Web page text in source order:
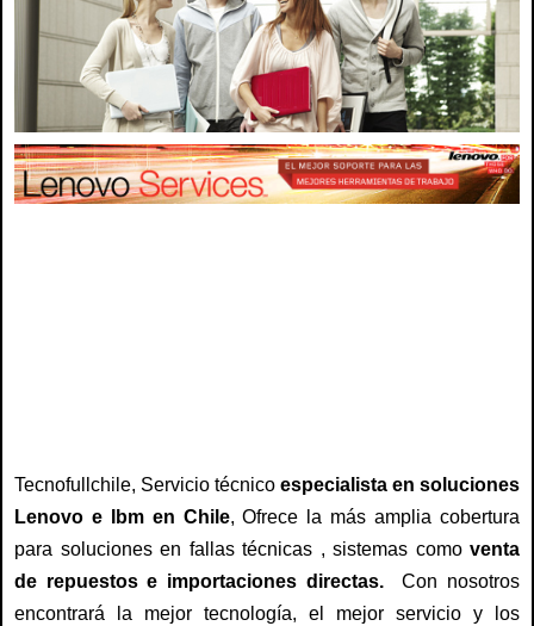
Tecnofullchile, Servicio técnico especialista en soluciones
Lenovo e Ibm en Chile, Ofrece la más amplia cobertura
para soluciones en fallas técnicas , sistemas como venta
de repuestos e importaciones directas.Con nosotros
encontrará la mejor tecnología, el mejor servicio y los